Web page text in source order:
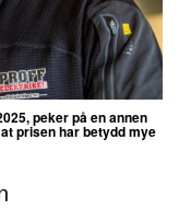
, peker på en annen
prisen har betydd mye